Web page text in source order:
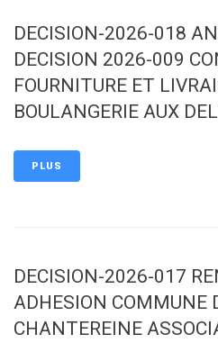
DECISION-2026-018
DECISION 2026-009
FOURNITURE ET
BOULANGERIE AUX
PLUS
DECISION-2026-017
ADHESION COMMUNE
CHANTEREINE